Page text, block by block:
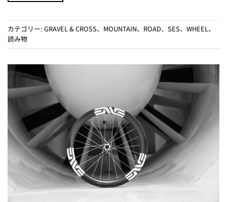
カテゴリー: GRAVEL & CROSS、 MOUNTAIN、 ROAD、 SES、 WHEEL、
読み物